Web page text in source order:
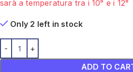
sarà a temperatura tra i 10° e i 12°
Only 2 left in stock
ADD TO